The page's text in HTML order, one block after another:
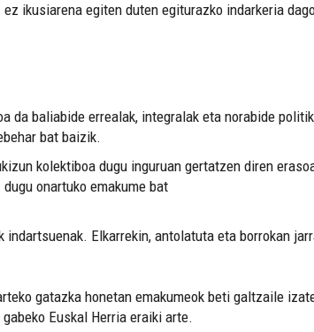
ikusiarena egiten duten egiturazko indarkeria
da baliabide errealak, integralak eta norabide
bat baizik.
kolektiboa dugu inguruan gertatzen diren
onartuko emakume bat
Elkarrekin, antolatuta eta borrokan
gatazka honetan emakumeok beti galtzaile
Euskal Herria eraiki arte.